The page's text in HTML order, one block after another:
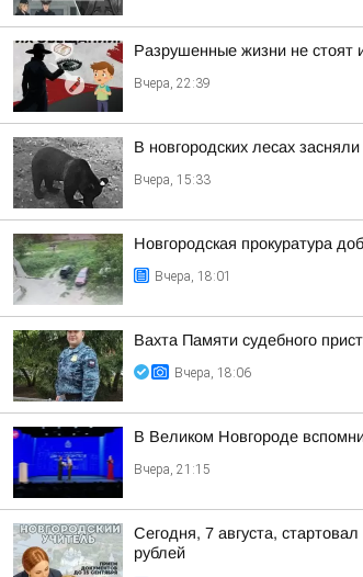
Разрушенные жизни не стоят
Вчера, 22:39
В новгородских лесах
Вчера, 15:33
Новгородская прокуратура
Вчера, 18:01
Вахта Памяти судебного
Вчера, 18:06
В Великом Новгороде
Вчера, 21:15
Сегодня, 7 августа,
рублей